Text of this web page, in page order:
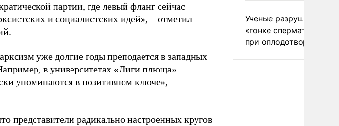
партии, где левый фланг сейчас
и социалистских идей», – отметил
уже долгие годы преподается в западных
в университетах «Лиги плюща»
упоминаются в позитивном ключе», –
представители радикально настроенных кругов
Ученые разрушили миф
«гонке
при оплодотворении